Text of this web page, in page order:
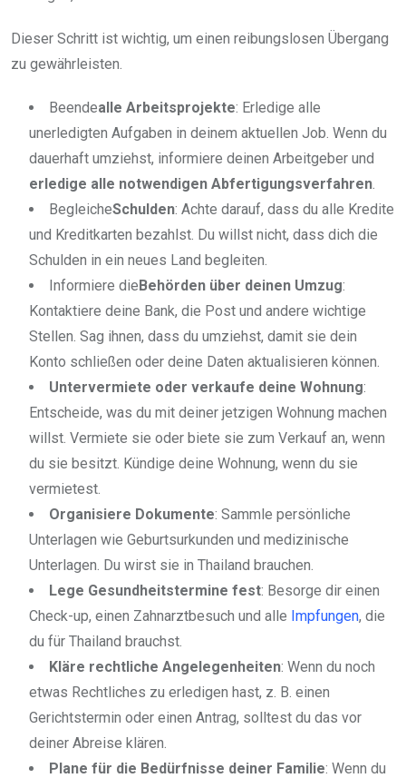
Dieser Schritt ist wichtig, um einen reibungslosen Übergang
zu gewährleisten.
Beendealle Arbeitsprojekte: Erledige alle
unerledigten Aufgaben in deinem aktuellen Job. Wenn du
dauerhaft umziehst, informiere deinen Arbeitgeber und
erledige alle notwendigen Abfertigungsverfahren
BegleicheSchulden: Achte darauf, dass du alle Kredite
und Kreditkarten bezahlst. Du willst nicht, dass dich die
Schulden in ein neues Land begleiten.
Informiere dieBehörden über deinen Umzug:
Kontaktiere deine Bank, die Post und andere wichtige
Stellen. Sag ihnen, dass du umziehst, damit sie dein
Konto schließen oder deine Daten aktualisieren können.
Untervermiete oder verkaufe deine Wohnung:
Entscheide, was du mit deiner jetzigen Wohnung machen
willst. Vermiete sie oder biete sie zum Verkauf an, wenn
du sie besitzt. Kündige deine Wohnung, wenn du sie
vermietest.
Organisiere Dokumente: Sammle persönliche
Unterlagen wie Geburtsurkunden und medizinische
Unterlagen. Du wirst sie in Thailand brauchen.
Lege Gesundheitstermine fest: Besorge dir einen
Check-up, einen Zahnarztbesuch und alle Impfungen, die
du für Thailand brauchst.
Kläre rechtliche Angelegenheiten: Wenn du noch
etwas Rechtliches zu erledigen hast, z. B. einen
Gerichtstermin oder einen Antrag, solltest du das vor
deiner Abreise klären.
Plane für die Bedürfnisse deiner Familie: Wenn du